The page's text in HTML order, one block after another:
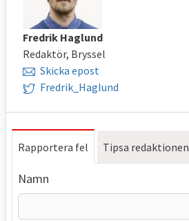
Fredrik Haglund
Redaktör, Bryssel
Skicka epost
Fredrik_Haglund
Rapportera fel Tipsa redaktionen
Namn